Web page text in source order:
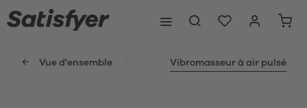
Vue d'ensemble Vibromasseur à air pulsé